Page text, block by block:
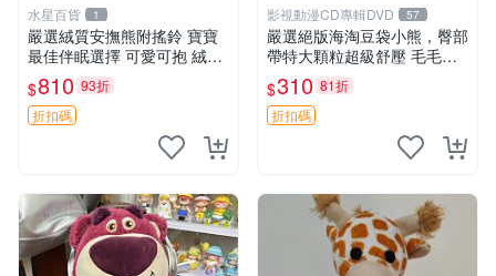
水星百貨 1
嚴選絨質安撫熊附搖鈴 寶寶
最佳伴眠選擇 可愛可抱 絨毛
玩具 安撫熊 嬰兒用
$810 93折
折扣碼
影視動漫CD專輯DVD 57
嚴選絕版海淘豆袋小熊，臀部
帶特大顆粒超級舒壓 毛毛摸
起來格外順滑適合收藏 100%
棉質 豆袋枕 豆袋、抱枕、小
熊
$310 81折
折扣碼